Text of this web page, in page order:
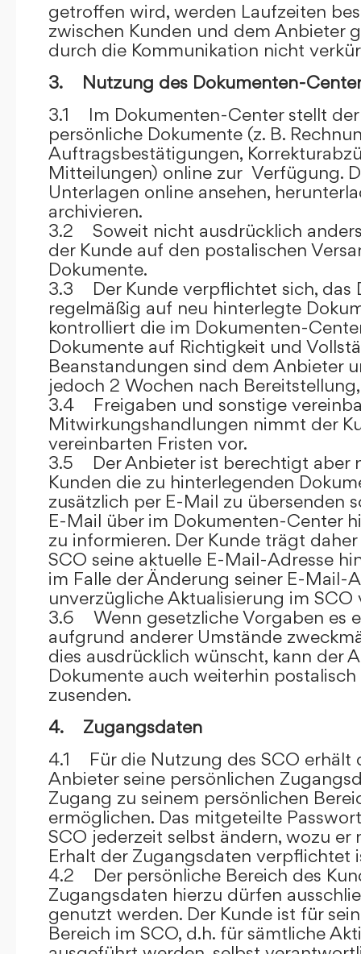
getroffen wird, werden Laufzeiten
zwischen Kunden und dem Anbieter
durch die Kommunikation nicht
3. Nutzung des Dokumenten-
3.1 Im Dokumenten-Center stellt
persönliche Dokumente (z. B.
Auftragsbestätigungen,
Mitteilungen) online zur Verfügung.
Unterlagen online ansehen,
archivieren.
3.2 Soweit nicht ausdrücklich
der Kunde auf den postalischen
Dokumente.
3.3 Der Kunde verpflichtet sich, das
regelmäßig auf neu hinterlegte
kontrolliert die im Dokumenten-
Dokumente auf Richtigkeit und
Beanstandungen sind dem Anbieter
jedoch 2 Wochen nach
3.4 Freigaben und sonstige
Mitwirkungshandlungen nimmt der
vereinbarten Fristen vor.
3.5 Der Anbieter ist berechtigt aber
Kunden die zu hinterlegenden
zusätzlich per E-Mail zu übersenden
E-Mail über im Dokumenten-Center
zu informieren. Der Kunde trägt
SCO seine aktuelle E-Mail-Adresse
im Falle der Änderung seiner E-Mail-
unverzügliche Aktualisierung im SCO
3.6 Wenn gesetzliche Vorgaben es
aufgrund anderer Umstände
dies ausdrücklich wünscht, kann der
Dokumente auch weiterhin
zusenden.
4. Zugangsdaten
4.1 Für die Nutzung des SCO erhält
Anbieter seine persönlichen
Zugang zu seinem persönlichen
ermöglichen. Das mitgeteilte
SCO jederzeit selbst ändern, wozu er
Erhalt der Zugangsdaten verpflichtet
4.2 Der persönliche Bereich des
Zugangsdaten hierzu dürfen
genutzt werden. Der Kunde ist für
Bereich im SCO, d.h. für sämtliche